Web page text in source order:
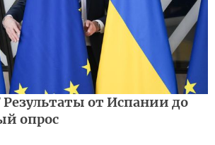
Результаты от Испании до
опрос